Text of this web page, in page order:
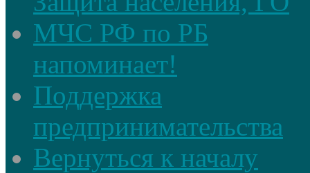
МЧС РФ по РБ
напоминает!
Поддержка
предпринимательства
Вернуться к началу